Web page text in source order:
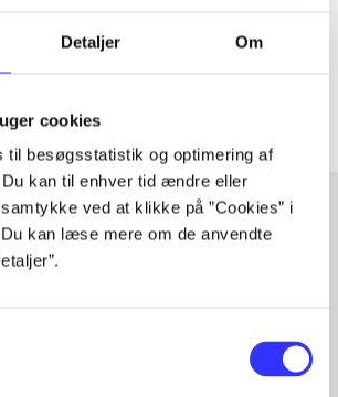
Detaljer Om
cookies
til besøgsstatistik og optimering af
kan til enhver tid ændre eller
ved at klikke på ”Cookies” i
kan læse mere om de anvendte
frequently about
topics